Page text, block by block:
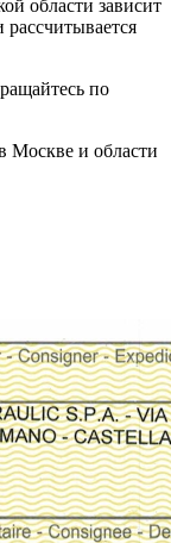
области зависит
по
Москве и области